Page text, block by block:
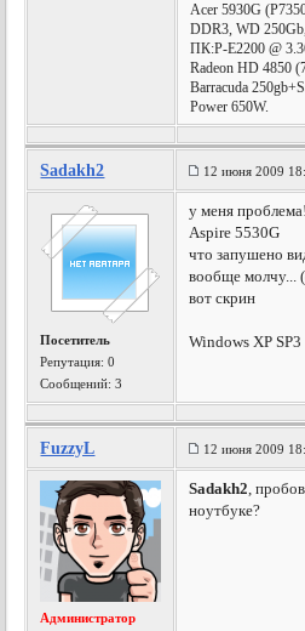
Acer 5930G
DDR3, WD
ПК:P-E2200 @
Radeon HD 4850
Barracuda
Power 650W.
Sadakh2 12 июня 2009
Посетитель
Репутация:0
Сообщений: 3
у меня
Aspire 5530G
что запушено
вообще молчу...
вот скрин
Windows XP SP3
FuzzyL 12 июня 2009
Администратор
Sadakh2,
ноутбуке?